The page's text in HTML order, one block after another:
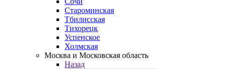
Староминская
Тбилисская
Тихорецк
Успенское
Холмская
Москва и Московская область
Назад